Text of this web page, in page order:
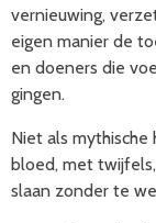
vernieuwing,
eigen manier de
en doeners die
gingen.
Niet als
bloed, met
slaan zonder te